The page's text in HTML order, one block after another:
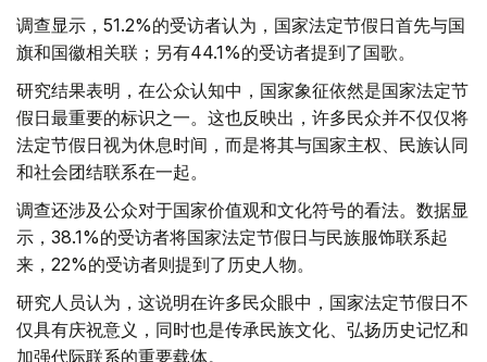
调查显示，51.2%的受访者认为，国家法定节假日首先与国
旗和国徽相关联；另有44.1%的受访者提到了国歌。
研究结果表明，在公众认知中，国家象征依然是国家法定节
假日最重要的标识之一。这也反映出，许多民众并不仅仅将
法定节假日视为休息时间，而是将其与国家主权、民族认同
和社会团结联系在一起。
调查还涉及公众对于国家价值观和文化符号的看法。数据显
示，38.1%的受访者将国家法定节假日与民族服饰联系起
来，22%的受访者则提到了历史人物。
研究人员认为，这说明在许多民众眼中，国家法定节假日不
仅具有庆祝意义，同时也是传承民族文化、弘扬历史记忆和
加强代际联系的重要载体。